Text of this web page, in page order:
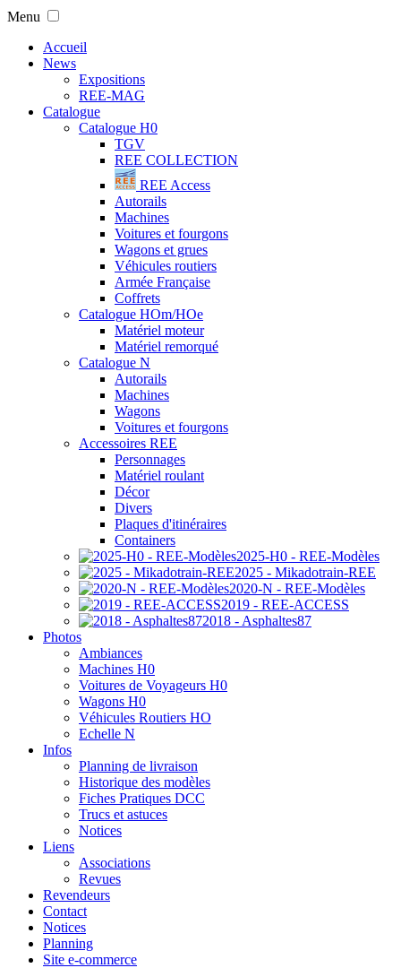
Menu
Accueil
News
Expositions
REE-MAG
Catalogue
Catalogue H0
TGV
REE COLLECTION
REE Access
Autorails
Machines
Voitures et fourgons
Wagons et grues
Véhicules routiers
Armée Française
Coffrets
Catalogue HOm/HOe
Matériel moteur
Matériel remorqué
Catalogue N
Autorails
Machines
Wagons
Voitures et fourgons
Accessoires REE
Personnages
Matériel roulant
Décor
Divers
Plaques d'itinéraires
Containers
2025-H0 - REE-Modèles
2025 - Mikadotrain-REE
2020-N - REE-Modèles
2019 - REE-ACCESS
2018 - Asphaltes87
Photos
Ambiances
Machines H0
Voitures de Voyageurs H0
Wagons H0
Véhicules Routiers HO
Echelle N
Infos
Planning de livraison
Historique des modèles
Fiches Pratiques DCC
Trucs et astuces
Notices
Liens
Associations
Revues
Revendeurs
Contact
Notices
Planning
Site e-commerce